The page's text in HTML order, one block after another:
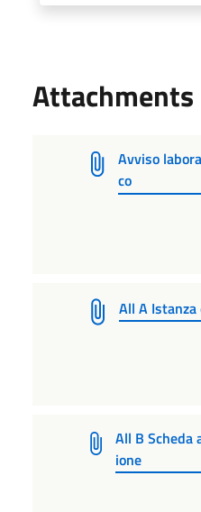
Attachments
Avviso
co
All A
All B Scheda
ione